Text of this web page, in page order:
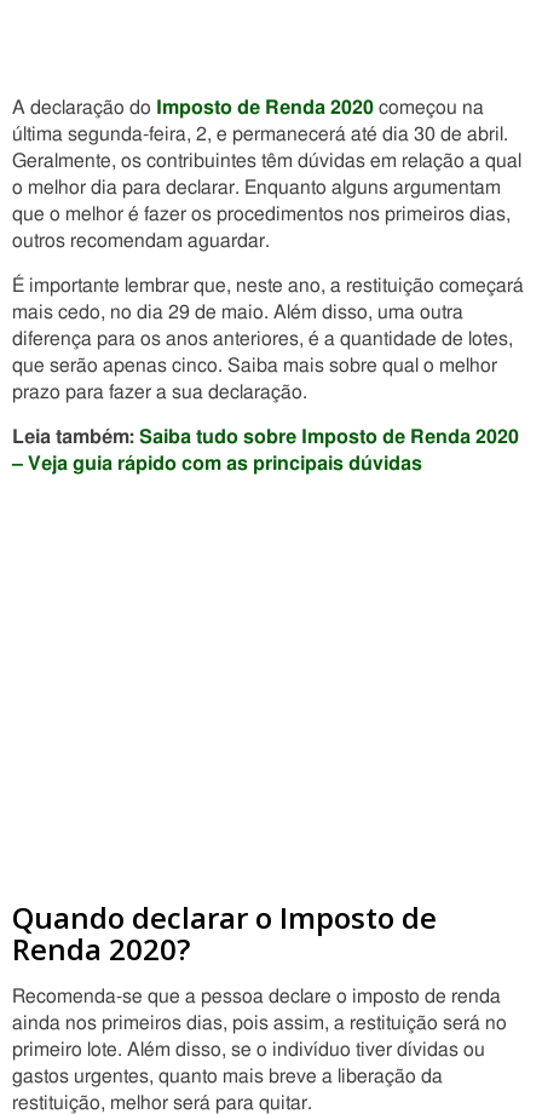
A declaração do Imposto de Renda 2020 começou na
última segunda-feira, 2, e permanecerá até dia 30 de abril.
Geralmente, os contribuintes têm dúvidas em relação a qual
o melhor dia para declarar. Enquanto alguns argumentam
que o melhor é fazer os procedimentos nos primeiros dias,
outros recomendam aguardar.
É importante lembrar que, neste ano, a restituição começará
mais cedo, no dia 29 de maio. Além disso, uma outra
diferença para os anos anteriores, é a quantidade de lotes,
que serão apenas cinco. Saiba mais sobre qual o melhor
prazo para fazer a sua declaração.
Leia também: Saiba tudo sobre Imposto de Renda 2020
– Veja guia rápido com as principais dúvidas
Quando declarar o Imposto de
Renda 2020?
Recomenda-se que a pessoa declare o imposto de renda
ainda nos primeiros dias, pois assim, a restituição será no
primeiro lote. Além disso, se o indivíduo tiver dívidas ou
gastos urgentes, quanto mais breve a liberação da
restituição, melhor será para quitar.